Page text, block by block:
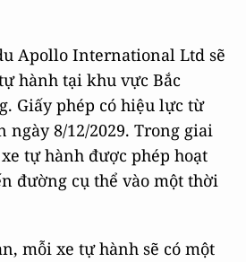
Apollo International Ltd sẽ
hành tại khu vực Bắc
Giấy phép có hiệu lực từ
ngày 8/12/2029. Trong giai
tự hành được phép hoạt
đường cụ thể vào một thời
mỗi xe tự hành sẽ có một